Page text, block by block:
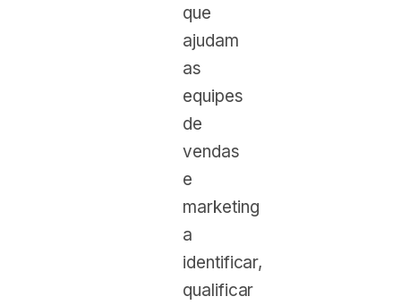
que
ajudam
as
equipes
de
vendas
e
marketing
a
identificar,
qualificar